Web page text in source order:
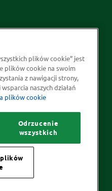
Polska S.A.
Kontakt Mapa Strony
plików cookie” jest
plików cookie na swoim
z nawigacji strony,
naszych działań
plików cookie
Odrzucenie
wszystkich